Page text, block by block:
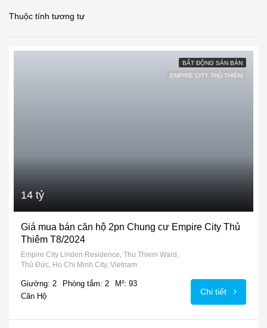
Thuộc tính tương tự
BẤT ĐỘNG SẢN BÁN
EMPIRE CITY THỦ THIÊM
14 tỷ
Giá mua bán căn hộ 2pn Chung cư Empire City Thủ
Thiêm T8/2024
Empire City Linden Residence, Thu Thiem Ward,
Thủ Đức, Ho Chi Minh City, Vietnam
Giường: 2 Phòng tắm: 2
M²: 93
Căn Hộ
Chi tiết